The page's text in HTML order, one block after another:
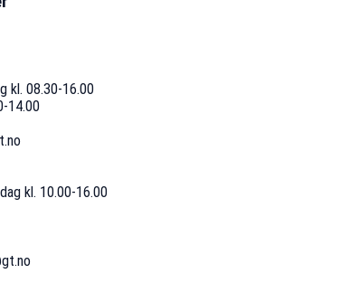
kl. 08.30-16.00
14.00
kl. 10.00-16.00